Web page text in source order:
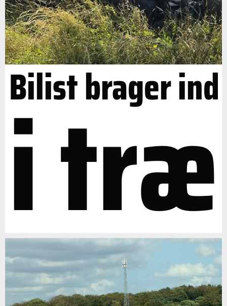
Bilist brager ind
i træ